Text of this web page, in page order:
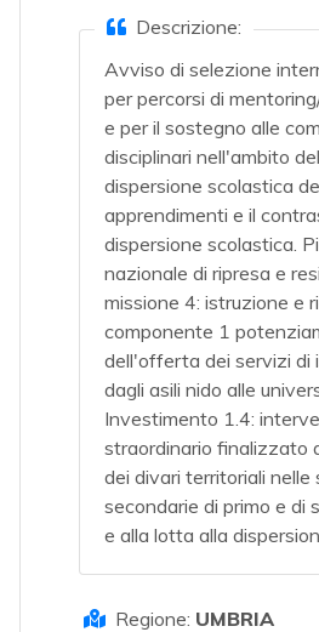
Descrizione:
Avviso di selezione
per percorsi di
e per il sostegno alle
disciplinari nell'ambito
dispersione scolastica
apprendimenti e il
dispersione scolastica.
nazionale di ripresa e
missione 4: istruzione e
componente 1
dell'offerta dei servizi di
dagli asili nido alle
Investimento 1.4:
straordinario finalizzato
dei divari territoriali nelle
secondarie di primo e di
e alla lotta alla
Regione: UMBRIA